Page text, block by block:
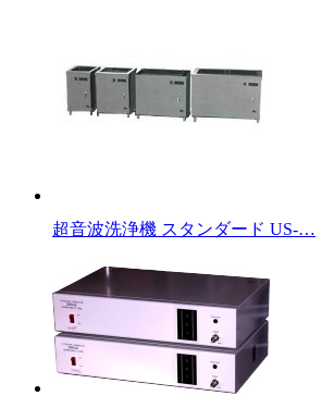
超音波洗浄機 スタンダード US-…